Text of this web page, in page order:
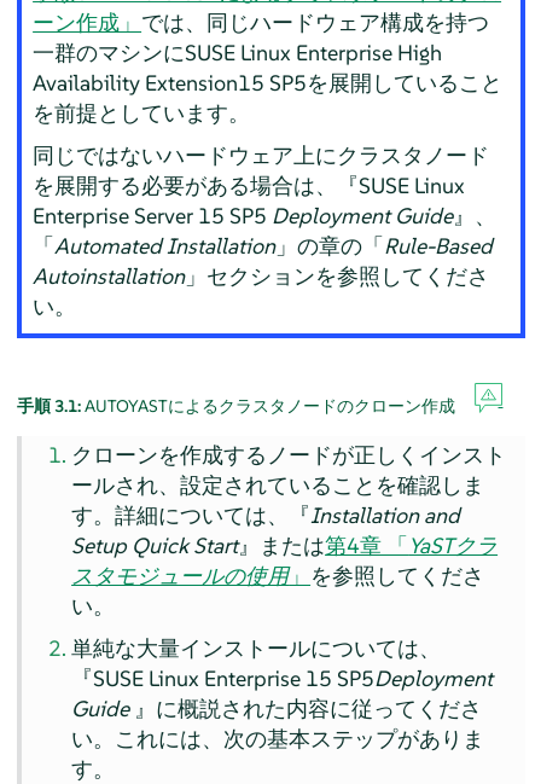
ーン作成」 では、同じハードウェア構成を持つ
一群のマシンにSUSE Linux Enterprise High
Availability Extension15 SP5を展開していること
を前提としています。
同じではないハードウェア上にクラスタノード
を展開する必要がある場合は、『SUSE Linux
Enterprise Server 15 SP5 Deployment Guide』、
「Automated Installation」の章の「Rule-Based
Autoinstallation」セクションを参照してくださ
い。
手順 3.1:AUTOYASTによるクラスタノードのクローン作成
クローンを作成するノードが正しくインスト
ールされ、設定されていることを確認しま
す。詳細については、『Installation and
Setup Quick Start』または第4章 「YaSTクラ
スタモジュールの使用」 を参照してくださ
い。
単純な大量インストールについては、
『SUSE Linux Enterprise 15 SP5Deployment
Guide』に概説された内容に従ってくださ
い。これには、次の基本ステップがありま
す。